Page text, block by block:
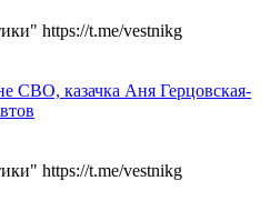
https://t.me/vestnikg
СВО, казачка Аня Герцовская-
https://t.me/vestnikg